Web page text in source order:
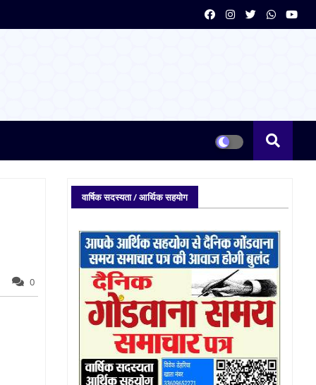
0
वार्षिक सदस्यता / आर्थिक सहयोग